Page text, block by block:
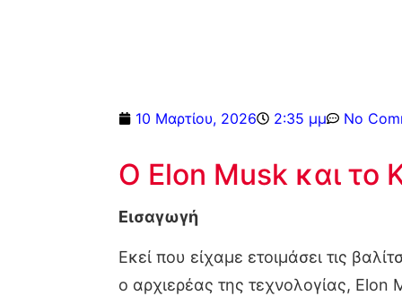
10 Μαρτίου, 2026 2:35 μμ No
Ο Elon Musk και το
Εισαγωγή
Εκεί που είχαμε ετοιμάσει τις
ο αρχιερέας της τεχνολογίας, Elon